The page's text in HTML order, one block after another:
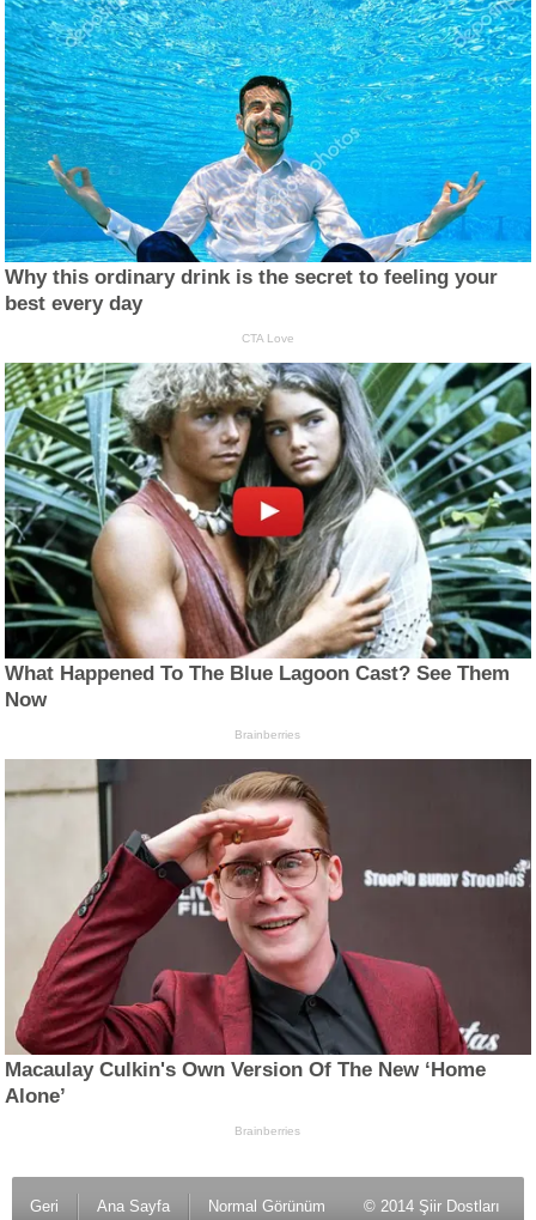
Geri Ana Sayfa Normal Görünüm © 2014 Şiir Dostları